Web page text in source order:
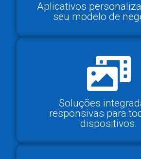
Aplicativos
seu modelo de
Soluções
responsivas para
dispositivos.